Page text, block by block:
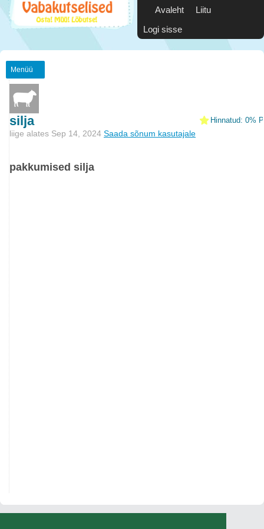
Avaleht
Liitu
Logi sisse
Menüü
silja Hinnatud: 0%
liige alates Sep 14, 2024 Saada sõnum kasutajale
pakkumised silja